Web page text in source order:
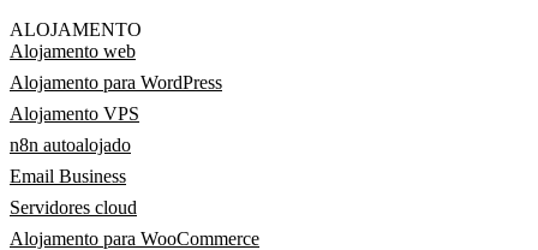
ALOJAMENTO
Alojamento web
Alojamento para WordPress
Alojamento VPS
n8n autoalojado
Email Business
Servidores cloud
Alojamento para WooCommerce